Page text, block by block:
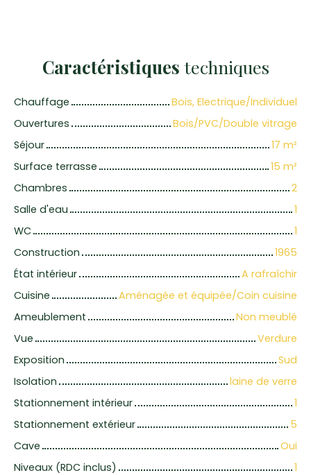
Caractéristiques techniques
Chauffage
Bois, Electrique/Individuel
Ouvertures
Bois/PVC/Double vitrage
Séjour
17 m²
Surface terrasse
15 m²
Chambres
2
Salle d'eau
1
WC
1
Construction
1965
État intérieur
A rafraîchir
Cuisine
Aménagée et équipée/Coin cuisine
Ameublement
Non meublé
Vue
Verdure
Exposition
Sud
Isolation
laine de verre
Stationnement intérieur
1
Stationnement extérieur
5
Cave
Oui
Niveaux (RDC inclus)
1